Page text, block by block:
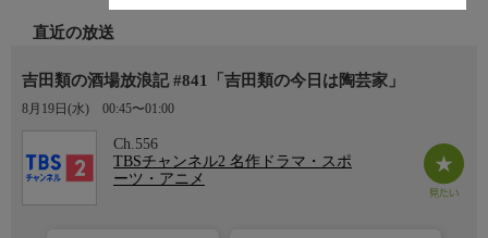
直近の放送
吉田類の酒場放浪記 #841「吉田類の今日は陶芸家」
8月19日(水) 00:45〜01:00
Ch.556
TBSチャンネル2 名作ドラマ・スポ
ーツ・アニメ